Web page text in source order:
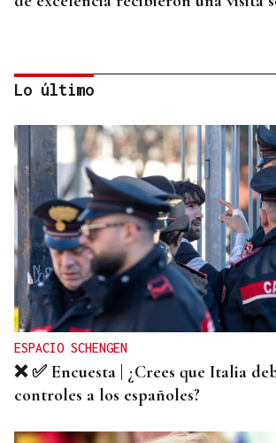
Reino Unido, a un paso de volver
Erasmus
Lo último
ESPACIO SCHENGEN
❌ ✅ Encuesta | ¿Crees que Italia
controles a los españoles?